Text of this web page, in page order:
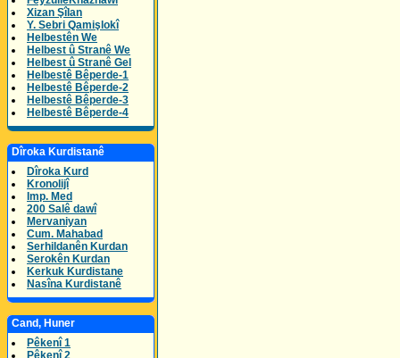
Xizan Şîlan
Y. Sebri Qamişlokî
Helbestên We
Helbest û Stranê We
Helbest û Stranê Gel
Helbestê Bêperde-1
Helbestê Bêperde-2
Helbestê Bêperde-3
Helbestê Bêperde-4
Dîroka Kurdistanê
Dîroka Kurd
Kronolijî
Imp. Med
200 Salê dawî
Mervaniyan
Cum. Mahabad
Serhildanên Kurdan
Serokên Kurdan
Kerkuk Kurdistane
Nasîna Kurdistanê
Cand, Huner
Pêkenî 1
Pêkenî 2